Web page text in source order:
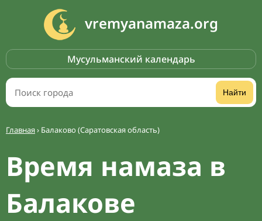
vremyanamaza.org
Мусульманский календарь
Найти
Главная› Балаково (Саратовская область)
Время намаза в
Балакове